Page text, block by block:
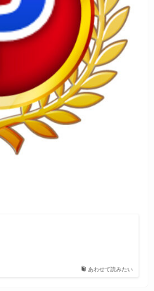
あわせて読みたい